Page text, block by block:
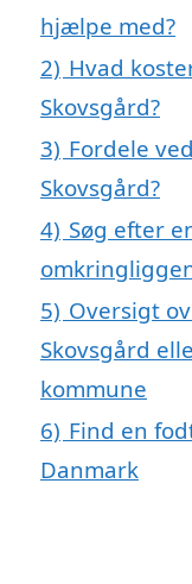
hjælpe med?
2) Hvad
Skovsgård?
3) Fordele
Skovsgård?
4) Søg efter
5) Oversigt
Skovsgård
kommune
6) Find en
Danmark